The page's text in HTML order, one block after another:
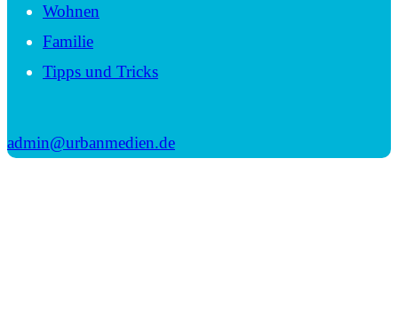
Wohnen
Familie
Tipps und Tricks
admin@urbanmedien.de